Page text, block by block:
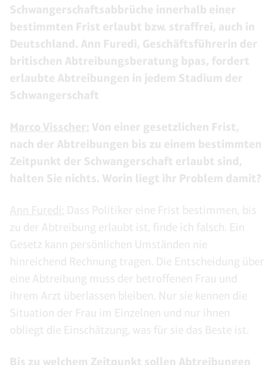
Schwangerschaftsabbrüche innerhalb einer
bestimmten Frist erlaubt bzw. straffrei, auch in
Deutschland. Ann Furedi, Geschäftsführerin der
britischen Abtreibungsberatung bpas, fordert
erlaubte Abtreibungen in jedem Stadium der
Schwangerschaft
Marco Visscher: Von einer gesetzlichen Frist,
nach der Abtreibungen bis zu einem bestimmten
Zeitpunkt der Schwangerschaft erlaubt sind,
halten Sie nichts. Worin liegt ihr Problem damit?
Ann Furedi: Dass Politiker eine Frist bestimmen, bis
zu der Abtreibung erlaubt ist, finde ich falsch. Ein
Gesetz kann persönlichen Umständen nie
hinreichend Rechnung tragen. Die Entscheidung über
eine Abtreibung muss der betroffenen Frau und
ihrem Arzt überlassen bleiben. Nur sie kennen die
Situation der Frau im Einzelnen und nur ihnen
obliegt die Einschätzung, was für sie das Beste ist.
Bis zu welchem Zeitpunkt sollen Abtreibungen